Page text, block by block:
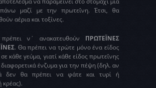
μαζί με την πρωτεΐνη. Έτσι, θα
αέρια και τοξίνες.
ν΄ ανακατευθούν ΠΡΩΤΕΪΝΕΣ
. Θα πρέπει να τρώτε μόνο ένα είδος
κάθε γεύμα, γιατί κάθε είδος πρωτεΐνης
διαφορετικά ένζυμα για την πέψη (δηλ. αν
δεν θα πρέπει να φάτε και τυρί ή
κρέας).